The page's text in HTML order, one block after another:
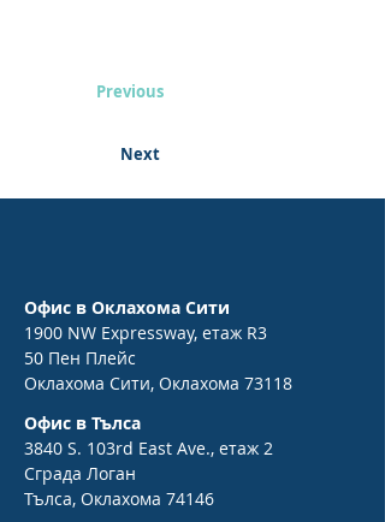
Previous
Next
Офис в Оклахома Сити
1900 NW Expressway, етаж R3
50 Пен Плейс
Оклахома Сити, Оклахома 73118
Офис в Тълса
3840 S. 103rd East Ave., етаж 2
Сграда Логан
Тълса, Оклахома 74146